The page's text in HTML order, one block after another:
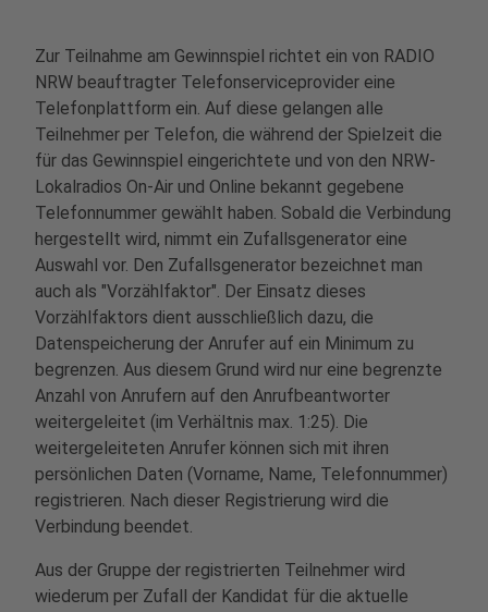
Zur Teilnahme am Gewinnspiel richtet ein von RADIO
NRW beauftragter Telefonserviceprovider eine
Telefonplattform ein. Auf diese gelangen alle
Teilnehmer per Telefon, die während der Spielzeit die
für das Gewinnspiel eingerichtete und von den NRW-
Lokalradios On-Air und Online bekannt gegebene
Telefonnummer gewählt haben. Sobald die Verbindung
hergestellt wird, nimmt ein Zufallsgenerator eine
Auswahl vor. Den Zufallsgenerator bezeichnet man
auch als "Vorzählfaktor". Der Einsatz dieses
Vorzählfaktors dient ausschließlich dazu, die
Datenspeicherung der Anrufer auf ein Minimum zu
begrenzen. Aus diesem Grund wird nur eine begrenzte
Anzahl von Anrufern auf den Anrufbeantworter
weitergeleitet (im Verhältnis max. 1:25). Die
weitergeleiteten Anrufer können sich mit ihren
persönlichen Daten (Vorname, Name, Telefonnummer)
registrieren. Nach dieser Registrierung wird die
Verbindung beendet.
Aus der Gruppe der registrierten Teilnehmer wird
wiederum per Zufall der Kandidat für die aktuelle